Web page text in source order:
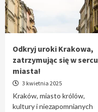
Odkryj uroki Krakowa,
zatrzymując się w sercu
miasta!
3 kwietnia 2025
Kraków, miasto królów,
kultury i niezapomnianych